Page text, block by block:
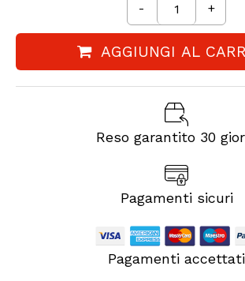
- +
AGGIUNGI AL
Reso garantito 30
Pagamenti sicuri
Pagamenti accettati